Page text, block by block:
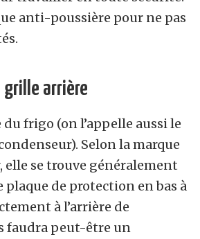
anti-poussière pour ne pas
grille arrière
frigo (on l’appelle aussi le
Selon la marque
se trouve généralement
de protection en bas à
à l’arrière de
faudra peut-être un